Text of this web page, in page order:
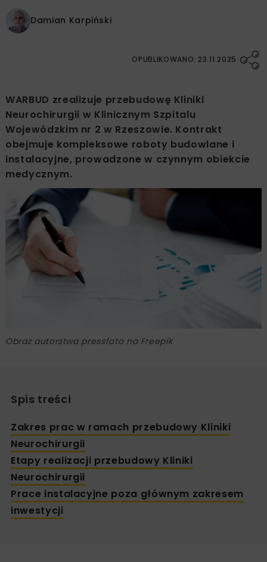
Damian Karpiński
OPUBLIKOWANO: 23.11.2025
WARBUD zrealizuje przebudowę Kliniki
Neurochirurgii w Klinicznym Szpitalu
Wojewódzkim nr 2 w Rzeszowie. Kontrakt
obejmuje kompleksowe roboty budowlane i
instalacyjne, prowadzone w czynnym obiekcie
medycznym.
Obraz autorstwa pressfoto na Freepik
Spis treści
Zakres prac w ramach przebudowy Kliniki
Neurochirurgii
Etapy realizacji przebudowy Kliniki
Neurochirurgii
Prace instalacyjne poza głównym zakresem
inwestycji